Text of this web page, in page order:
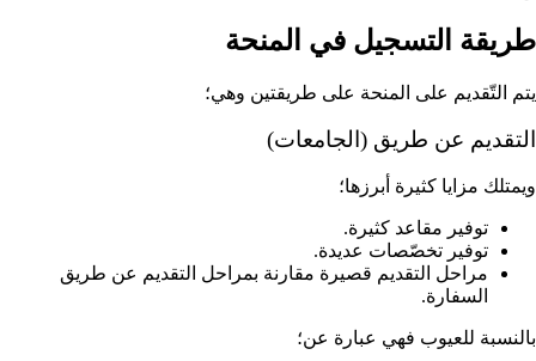
طريقة التسجيل في المنحة
يتم التّقديم على المنحة على طريقتين وهي؛
التقديم عن طريق (الجامعات)
ويمتلك مزايا كثيرة أبرزها؛
توفير مقاعد كثيرة.
توفير تخصّصات عديدة.
مراحل التقديم قصيرة مقارنة بمراحل التقديم عن طريق
السفارة.
بالنسبة للعيوب فهي عبارة عن؛